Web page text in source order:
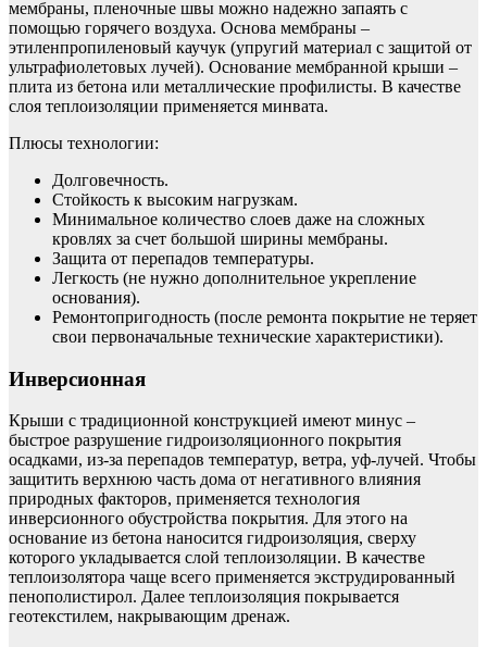
мембраны, пленочные швы можно надежно запаять с
помощью горячего воздуха. Основа мембраны –
этиленпропиленовый каучук (упругий материал с защитой от
ультрафиолетовых лучей). Основание мембранной крыши –
плита из бетона или металлические профилисты. В качестве
слоя теплоизоляции применяется минвата.
Плюсы технологии:
Долговечность.
Стойкость к высоким нагрузкам.
Минимальное количество слоев даже на сложных
кровлях за счет большой ширины мембраны.
Защита от перепадов температуры.
Легкость (не нужно дополнительное укрепление
основания).
Ремонтопригодность (после ремонта покрытие не теряет
свои первоначальные технические характеристики).
Инверсионная
Крыши с традиционной конструкцией имеют минус –
быстрое разрушение гидроизоляционного покрытия
осадками, из-за перепадов температур, ветра, уф-лучей. Чтобы
защитить верхнюю часть дома от негативного влияния
природных факторов, применяется технология
инверсионного обустройства покрытия. Для этого на
основание из бетона наносится гидроизоляция, сверху
которого укладывается слой теплоизоляции. В качестве
теплоизолятора чаще всего применяется экструдированный
пенополистирол. Далее теплоизоляция покрывается
геотекстилем, накрывающим дренаж.